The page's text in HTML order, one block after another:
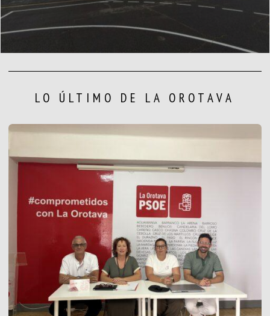
LO ÚLTIMO DE LA OROTAVA